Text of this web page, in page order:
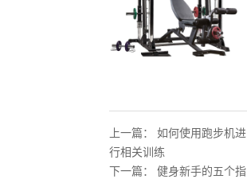
上一篇： 如何使用跑步机进
行相关训练
下一篇： 健身新手的五个指